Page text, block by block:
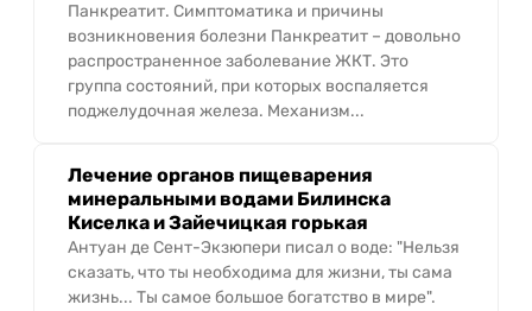
Панкреатит. Симптоматика и причины
возникновения болезни Панкреатит – довольно
распространенное заболевание ЖКТ. Это
группа состояний, при которых воспаляется
поджелудочная железа. Механизм...
Лечение органов пищеварения
минеральными водами Билинска
Киселка и Зайечицкая горькая
Антуан де Сент-Экзюпери писал о воде: "Нельзя
сказать, что ты необходима для жизни, ты сама
жизнь... Ты самое большое богатство в мире".